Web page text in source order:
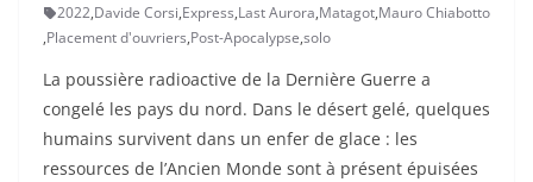
2022,Davide Corsi,Express,Last Aurora,Matagot,Mauro Chiabotto
,Placement d'ouvriers,Post-Apocalypse,solo
La poussière radioactive de la Dernière Guerre a
congelé les pays du nord. Dans le désert gelé, quelques
humains survivent dans un enfer de glace : les
ressources de l’Ancien Monde sont à présent épuisées